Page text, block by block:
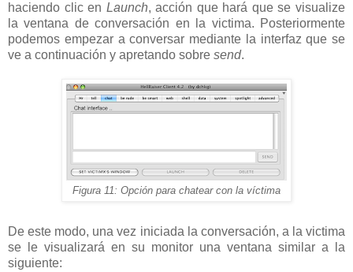
haciendo clic en Launch, acción que hará que se visualize
la ventana de conversación en la victima. Posteriormente
podemos empezar a conversar mediante la interfaz que se
ve a continuación y apretando sobre send.
Figura 11: Opción para chatear con la víctima
De este modo, una vez iniciada la conversación, a la victima
se le visualizará en su monitor una ventana similar a la
siguiente: